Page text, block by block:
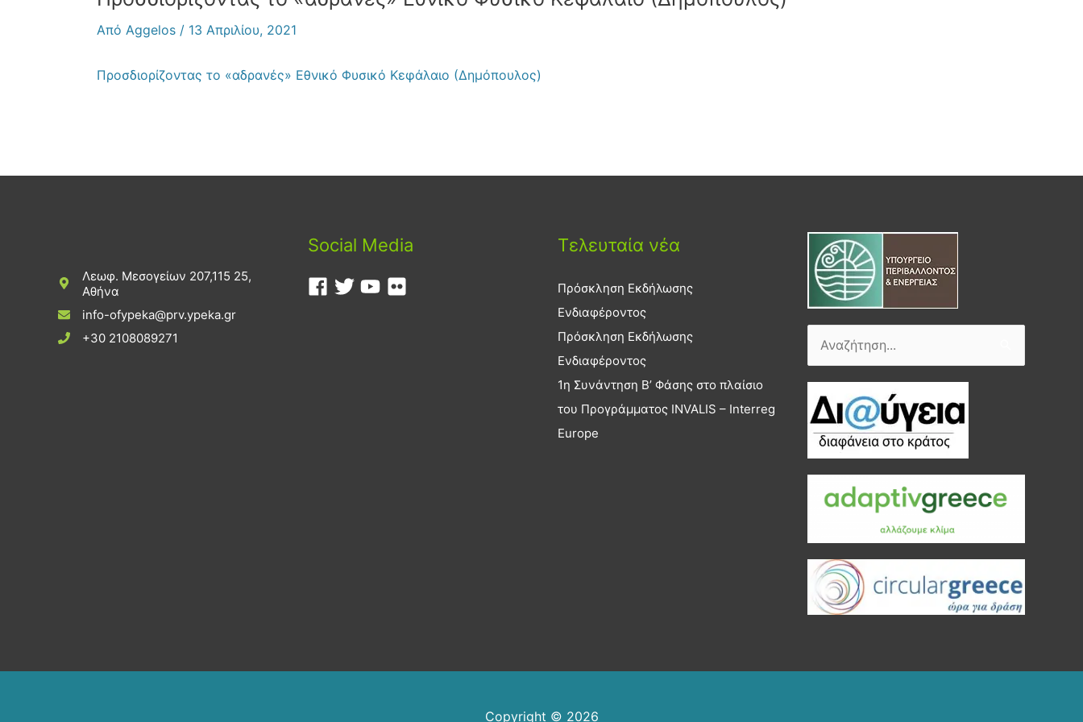
Από Aggelos / 13 Απριλίου, 2021
Προσδιορίζοντας τo «αδρανές» Εθνικό Φυσικό Κεφάλαιο (Δημόπουλος)
Λεωφ. Μεσογείων 207,115 25,
Αθήνα
info-ofypeka@prv.ypeka.gr
+30 2108089271
Social Media Τελευταία νέα
Πρόσκληση Εκδήλωσης
Ενδιαφέροντος
Πρόσκληση Εκδήλωσης
Ενδιαφέροντος
1η Συνάντηση Β’ Φάσης στο πλαίσιο
του Προγράμματος INVALIS – Interreg
Europe
Αναζήτηση
Copyright © 2026